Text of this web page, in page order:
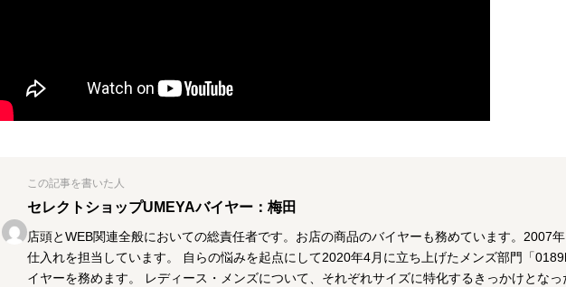
この記事を書いた人
セレクトショップUMEYAバイヤー：梅田
店頭とWEB関連全般においての総責任者です。お店の商品のバイヤーも務めています。2007
仕入れを担当しています。 自らの悩みを起点にして2020年4月に立ち上げたメンズ部門「
イヤーを務めます。 レディース・メンズについて、それぞれサイズに特化するきっかけとなっ